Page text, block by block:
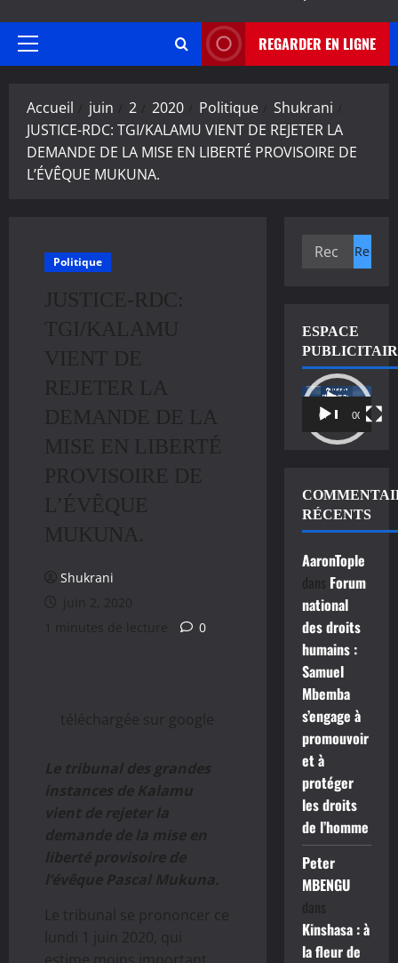
Menu
REGARDER EN LIGNE
Accueil juin 2 2020 Politique
Shukrani
JUSTICE-RDC: TGI/KALAMU VIENT DE REJETER LA
DEMANDE DE LA MISE EN LIBERTÉ PROVISOIRE DE
L’ÉVÊQUE MUKUNA.
Politique
JUSTICE-RDC:
TGI/KALAMU
VIENT DE
REJETER LA
DEMANDE DE LA
MISE EN LIBERTÉ
PROVISOIRE DE
L’ÉVÊQUE
MUKUNA.
Shukrani
juin 2, 2020
1 minutes de lecture
0
téléchargée sur google
Le tribunal des grandes
instances de Kalamu
vient de rejeter la
demande de la mise en
liberté provisoire de
l’évêque Pascal Mukuna.
Le tribunal se prononcer ce
lundi 1 juin 2020, qui
Rechercher :
ESPACE
Lecteur
vidéo
00:00 00:11
RÉCENTS
AaronTople
dans Forum
national
des droits
humains :
Samuel
Mbemba
s’engage à
promouvoir
et à
protéger
les droits
de l’homme
Peter
MBENGU
dans
Kinshasa : à
la fleur de